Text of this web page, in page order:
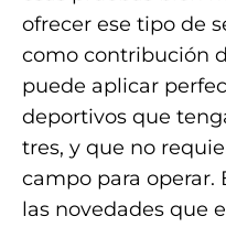
ofrecer ese tipo de
como contribución
puede aplicar
deportivos que
tres, y que no
campo para operar.
las novedades que